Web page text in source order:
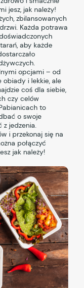
jesz, jak należy!
zbilansowanych
Każda potrawa
aby każde
opcjami – od
i lekkie, ale
coś dla siebie,
czy celów
to
o swoje
z jedzenia.
i przekonaj się na
połączyć
jak należy!